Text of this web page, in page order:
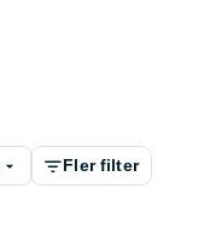
Fler filter